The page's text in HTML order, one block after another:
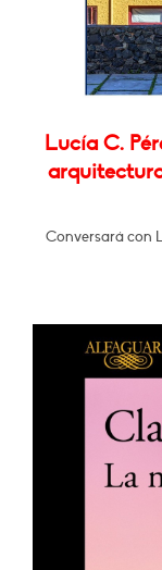
Lucía C.
Conversará con